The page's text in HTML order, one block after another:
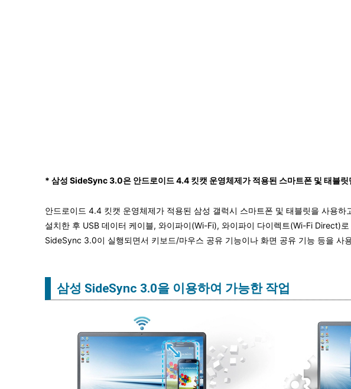
* 삼성 SideSync 3.0은 안드로이드 4.4 킷캣 운영체제가 적용된 스마트폰 및 태블릿
안드로이드 4.4 킷캣 운영체제가 적용된 삼성 갤럭시 스마트폰 및 태블릿을 사용
설치한 후 USB 데이터 케이블, 와이파이(Wi-Fi), 와이파이 다이렉트(Wi-Fi Direct)
SideSync 3.0이 실행되면서 키보드/마우스 공유 기능이나 화면 공유 기능 등을 사
삼성 SideSync 3.0을 이용하여 가능한 작업